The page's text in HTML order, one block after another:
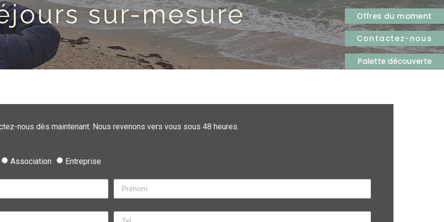
Offres du moment
Contactez-nous
Palette découverte
sur-mesure
nous dès maintenant. Nous revenons vers vous sous 48 heures.
Association Entreprise